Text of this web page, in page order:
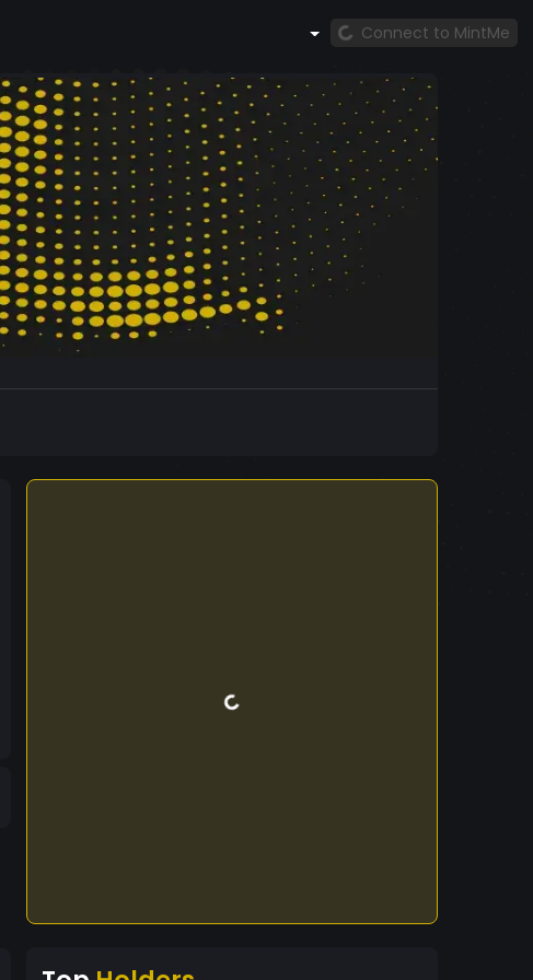
Connect to MintMe